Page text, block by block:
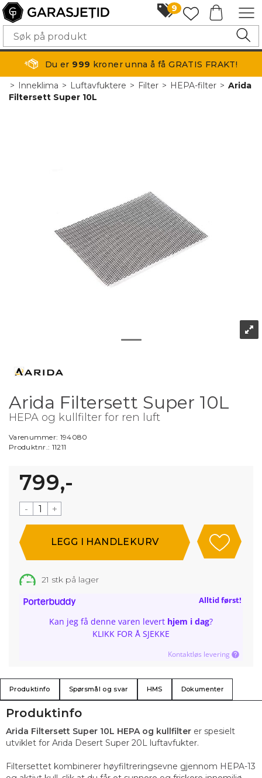
9
Du er 999 kroner unna å få GRATIS FRAKT!
> Inneklima> Luftavfuktere> Filter> HEPA-filter>Arida
Filtersett Super 10L
Arida Filtersett Super 10L
HEPA og kullfilter for ren luft
Varenummer: 194080
Produktnr.: 11211
799,-
- +
21 stk på lager
Alltid først!
Kan jeg få denne varen levert hjem i dag?
KLIKK FOR Å SJEKKE
Kontaktløs levering
Produktinfo Spørsmål og svar HMS Dokumenter
Produktinfo
Arida Filtersett Super 10L HEPA og kullfilter er spesielt
utviklet for Arida Desert Super 20L luftavfukter.
Filtersettet kombinerer høyfiltreringsevne gjennom HEPA-13